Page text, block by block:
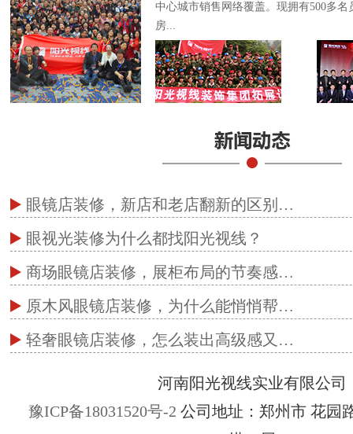
中心城市销售网络覆盖。现拥有500多
房...
眼镜店装修，新店和老店翻新的区别…
眼视光装修为什么都找阳光视线？
商场眼镜店装修，展柜布局的节奏感…
原木风眼镜店装修，为什么能悄悄帮…
轻奢眼镜店装修，怎么装出高级感又…
河南阳光视线实业有限公司
豫ICP备18031520号-2 公司地址：郑州市 花园